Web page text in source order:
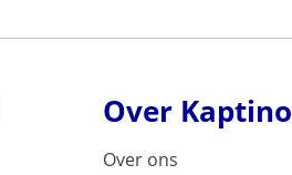
Over Kaptino
Over ons